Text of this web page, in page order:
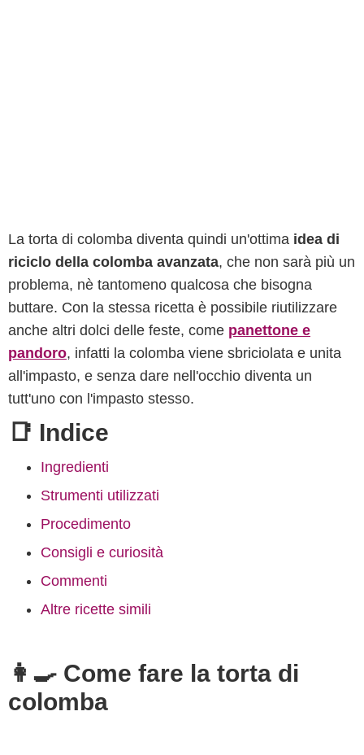
La torta di colomba diventa quindi un'ottima idea di
riciclo della colomba avanzata, che non sarà più un
problema, nè tantomeno qualcosa che bisogna
buttare. Con la stessa ricetta è possibile riutilizzare
anche altri dolci delle feste, come panettone e
pandoro, infatti la colomba viene sbriciolata e unita
all'impasto, e senza dare nell'occhio diventa un
tutt'uno con l'impasto stesso.
📑 Indice
Ingredienti
Strumenti utilizzati
Procedimento
Consigli e curiosità
Commenti
Altre ricette simili
👩‍🍳 Come fare la torta di
colomba